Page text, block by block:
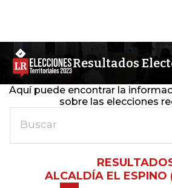
Resultados
Aquí puede encontrar la
sobre las elecciones
Buscar
ALCALDÍA EL ESPINO